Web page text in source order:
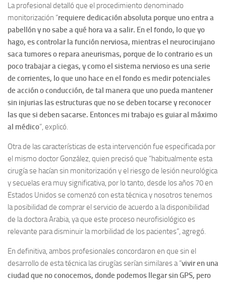
La profesional detalló que el procedimiento denominado
monitorización “requiere dedicación absoluta porque uno entra a
pabellón y no sabe a qué hora va a salir. En el fondo, lo que yo
hago, es controlar la función nerviosa, mientras el neurocirujano
saca tumores o repara aneurismas, porque de lo contrario es un
poco trabajar a ciegas, y como el sistema nervioso es una serie
de corrientes, lo que uno hace en el fondo es medir potenciales
de acción o conducción, de tal manera que uno pueda mantener
sin injurias las estructuras que no se deben tocarse y reconocer
las que si deben sacarse. Entonces mi trabajo es guiar al máximo
al médico”, explicó.
Otra de las características de esta intervención fue especificada por
el mismo doctor González, quien precisó que “habitualmente esta
cirugía se hacían sin monitorización y el riesgo de lesión neurológica
y secuelas era muy significativa, por lo tanto, desde los años 70 en
Estados Unidos se comenzó con esta técnica y nosotros tenemos
la posibilidad de comprar el servicio de acuerdo a la disponibilidad
de la doctora Arabia, ya que este proceso neurofisiológico es
relevante para disminuir la morbilidad de los pacientes”, agregó.
En definitiva, ambos profesionales concordaron en que sin el
desarrollo de esta técnica las cirugías serían similares a “vivir en una
ciudad que no conocemos, donde podemos llegar sin GPS, pero